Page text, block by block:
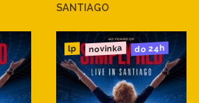
SANTIAGO
lp novinka do 24h